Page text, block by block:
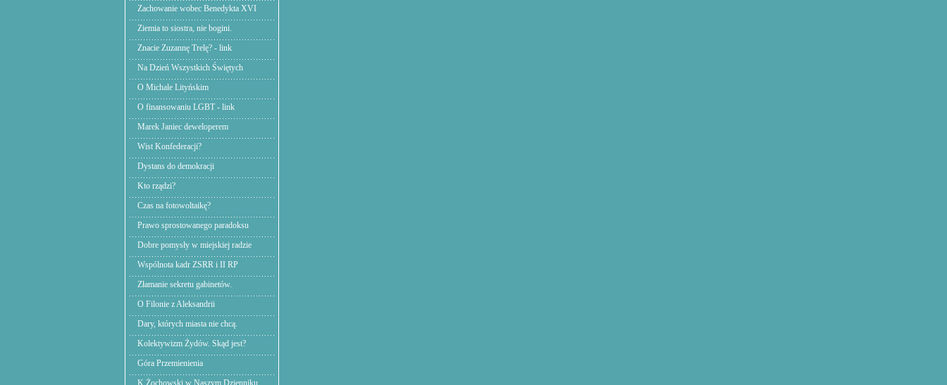
Zachowanie wobec Benedykta XVI
Ziemia to siostra, nie bogini.
Znacie Zuzannę Trelę? - link
Na Dzień Wszystkich Świętych
O Michale Lityńskim
O finansowaniu LGBT - link
Marek Janiec deweloperem
Wist Konfederacji?
Dystans do demokracji
Kto rządzi?
Czas na fotowoltaikę?
Prawo sprostowanego paradoksu
Dobre pomysły w miejskiej radzie
Wspólnota kadr ZSRR i II RP
Złamanie sekretu gabinetów.
O Filonie z Aleksandrii
Dary, których miasta nie chcą.
Kolektywizm Żydów. Skąd jest?
Góra Przemienienia
K.Żochowski w Naszym Dzienniku